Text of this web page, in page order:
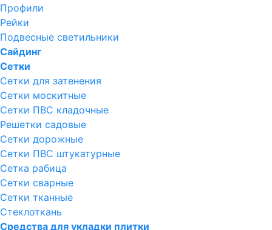
Профили
Рейки
Подвесные светильники
Сайдинг
Сетки
Сетки для затенения
Сетки москитные
Сетки ПВС кладочные
Решетки садовые
Сетки дорожные
Сетки ПВС штукатурные
Сетка рабица
Сетки сварные
Сетки тканные
Стеклоткань
Средства для укладки плитки